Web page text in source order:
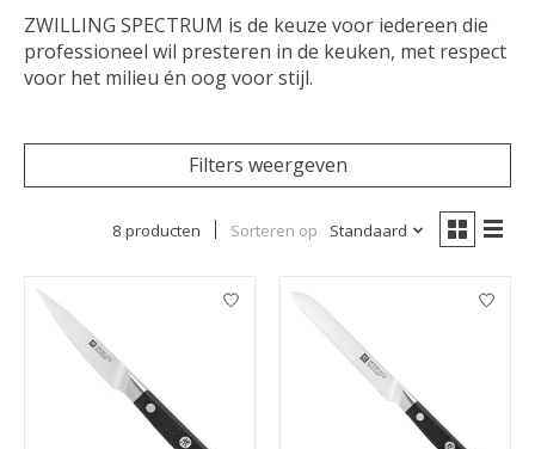
ZWILLING SPECTRUM is de keuze voor iedereen die
professioneel wil presteren in de keuken, met respect
voor het milieu én oog voor stijl.
Filters weergeven
8 producten Sorteren op Standaard